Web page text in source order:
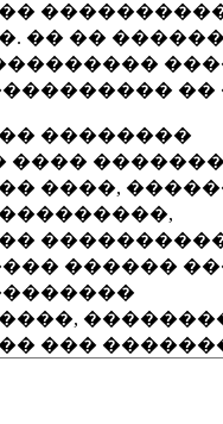
�� ��
��
��������
����
����,
������
���